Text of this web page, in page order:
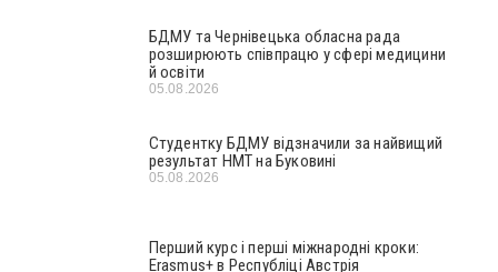
БДМУ та Чернівецька обласна рада
розширюють співпрацю у сфері медицини
й освіти
05.08.2026
Студентку БДМУ відзначили за найвищий
результат НМТ на Буковині
05.08.2026
Перший курс і перші міжнародні кроки:
Erasmus+ в Республіці Австрія